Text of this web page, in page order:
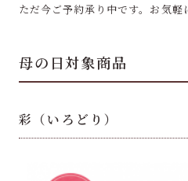
ただ今ご予約承り中です。お気軽
母の日対象商品
彩（いろどり）